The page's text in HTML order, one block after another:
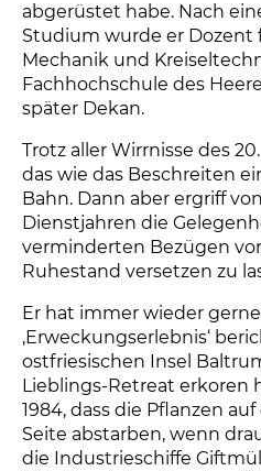
abgerüstet habe. Nach
Studium wurde er Dozent
Mechanik und
Fachhochschule des
später Dekan.
Trotz aller Wirrnisse des
das wie das Beschreiten
Bahn. Dann aber ergriff
Dienstjahren die
verminderten Bezügen
Ruhestand versetzen zu
Er hat immer wieder
‚Erweckungserlebnis‘
ostfriesischen Insel
Lieblings-Retreat erkoren
1984, dass die Pflanzen
Seite abstarben, wenn
die Industrieschiffe